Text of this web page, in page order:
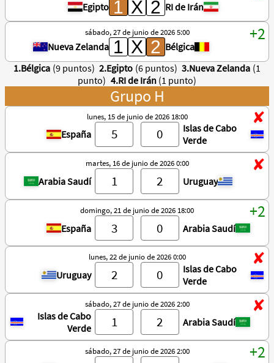
Egipto RI de Irán
sábado, 27 de junio de 2026 5:00
Nueva Zelanda
Bélgica
1.Bélgica (9 puntos) 2.Egipto (6 puntos) 3.Nueva Zelanda (1
punto) 4.RI de Irán (1 punto)
Grupo H
lunes, 15 de junio de 2026 18:00
España
Islas de Cabo
Verde
martes, 16 de junio de 2026 0:00
Arabia Saudí Uruguay
domingo, 21 de junio de 2026 18:00
España Arabia Saudí
lunes, 22 de junio de 2026 0:00
Uruguay
Islas de Cabo
Verde
sábado, 27 de junio de 2026 2:00
Islas de Cabo
Verde
Arabia Saudí
sábado, 27 de junio de 2026 2:00